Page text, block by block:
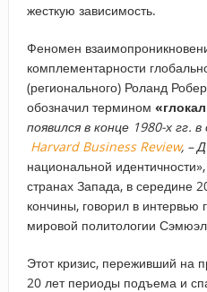
жесткую зависимость.
Феномен
комплементарности
(регионального) Роланд
обозначил термином
появился в конце 1980-х гг.
Harvard Business Review, –
национальной
странах Запада, в середине
кончины, говорил в интервью
мировой политологии
Этот кризис, переживший на
20 лет периоды подъема и